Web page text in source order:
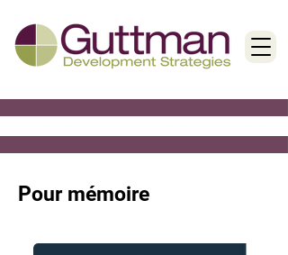
Pour mémoire